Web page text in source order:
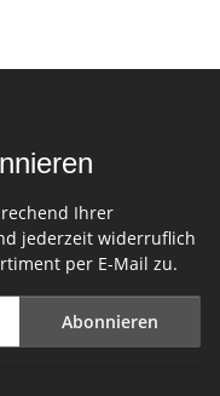
Ihrer
jederzeit widerruflich
per E-Mail zu.
Abonnieren